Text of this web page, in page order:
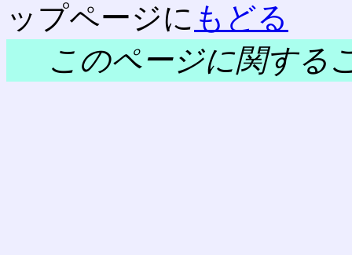
ップページに もどる
このページに関する